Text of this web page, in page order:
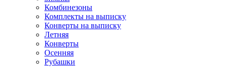
Комбинезоны
Комплекты на выписку
Конверты на выписку
Летняя
Конверты
Осенняя
Рубашки